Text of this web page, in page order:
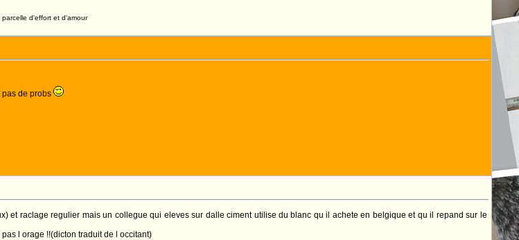
d'effort et d'amour
de probs
et raclage regulier mais un collegue qui eleves sur dalle ciment utilise du blanc qu il achete en belgique et qu il repand sur le
l orage !!(dicton traduit de l occitant)